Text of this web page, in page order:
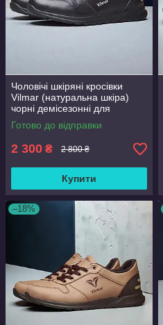
Чоловічі шкіряні кросівки
Vilmar (натуральна шкіра)
чорні демісезонні для
чоловіків на весну осінь,
розмір 39 40 41 42 43 44 45
Готово до відправки
2 300 ₴ 2 800 ₴
Купити
–18%